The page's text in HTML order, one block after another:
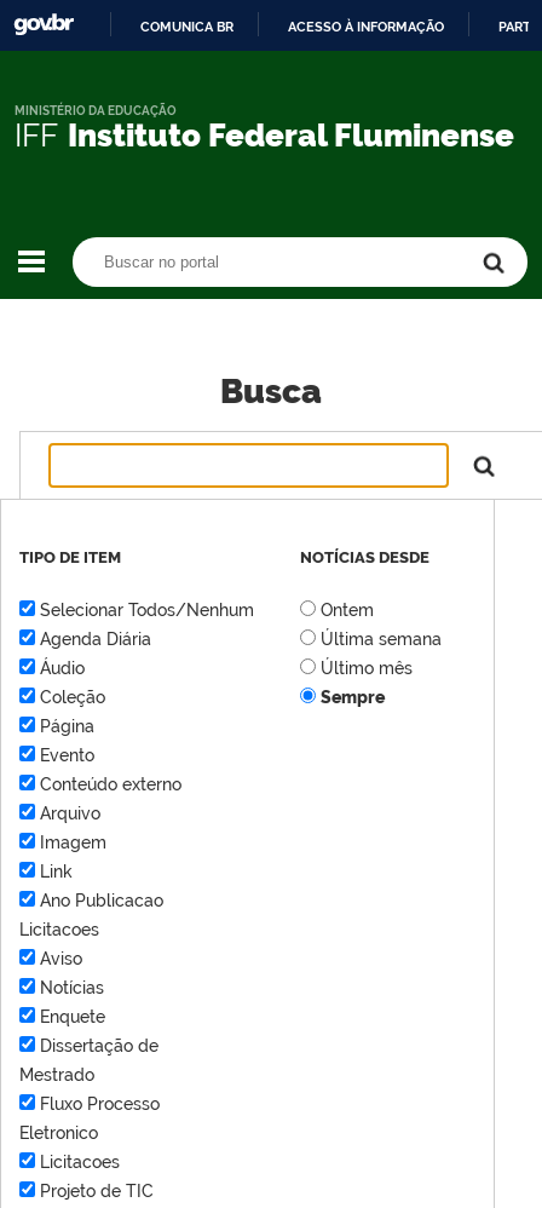
CONTEÚDO
COMUNICA BR ACESSO À INFORMAÇÃO
IFF Instituto Federal Fluminense
MINISTÉRIO DA EDUCAÇÃO
Busca
TIPO DE ITEM
Selecionar Todos/Nenhum
Agenda Diária
Áudio
Coleção
Página
Evento
Conteúdo externo
Arquivo
Imagem
Link
Ano Publicacao
Licitacoes
Aviso
Notícias
Enquete
Dissertação de
Mestrado
Fluxo Processo
Eletronico
Licitacoes
Projeto de TIC
NOTÍCIAS DESDE
Ontem
Última semana
Último mês
Sempre